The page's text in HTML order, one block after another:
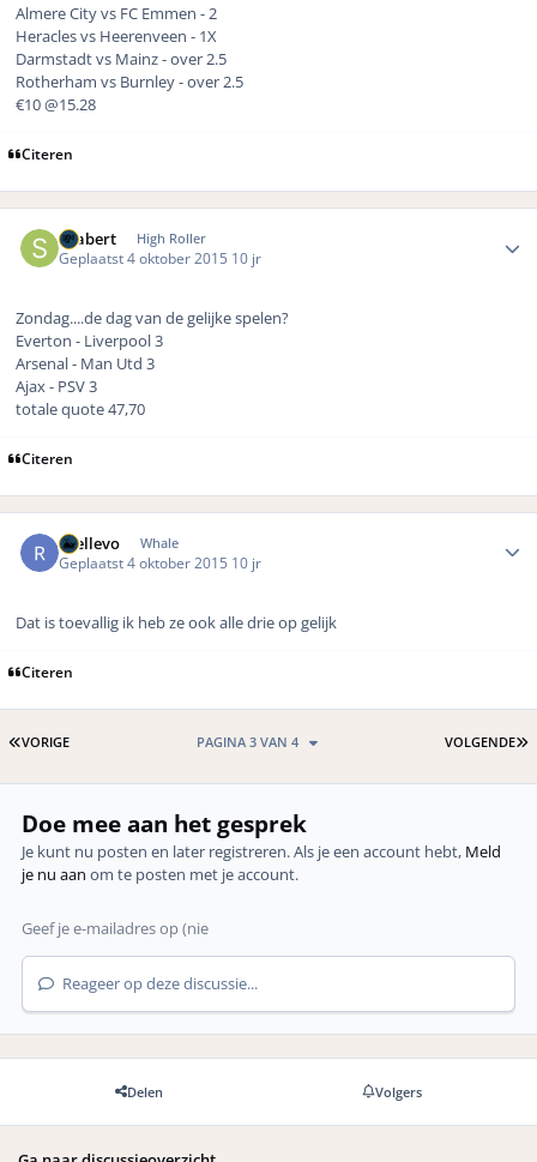
Almere City vs FC Emmen - 2
Heracles vs Heerenveen - 1X
Darmstadt vs Mainz - over 2.5
Rotherham vs Burnley - over 2.5
€10 @15.28
Citeren
Seabert High Roller
Geplaatst4 oktober 2015 10 jr
Zondag....de dag van de gelijke spelen?
Everton - Liverpool 3
Arsenal - Man Utd 3
Ajax - PSV 3
totale quote 47,70
Citeren
rhellevo Whale
Geplaatst4 oktober 2015 10 jr
Dat is toevallig ik heb ze ook alle drie op gelijk
Citeren
EERSTE PAGINA
VORIGE VOLGENDE
PAGINA 3 VAN 4
Doe mee aan het gesprek
Je kunt nu posten en later registreren. Als je een account hebt, Meld
je nu aan om te posten met je account.
Reageer op deze discussie...
Delen Volgers